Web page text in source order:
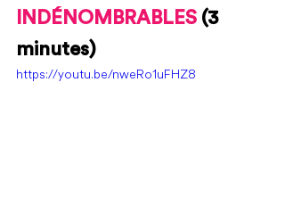
INDÉNOMBRABLES (3
minutes)
https://youtu.be/nweRo1uFHZ8